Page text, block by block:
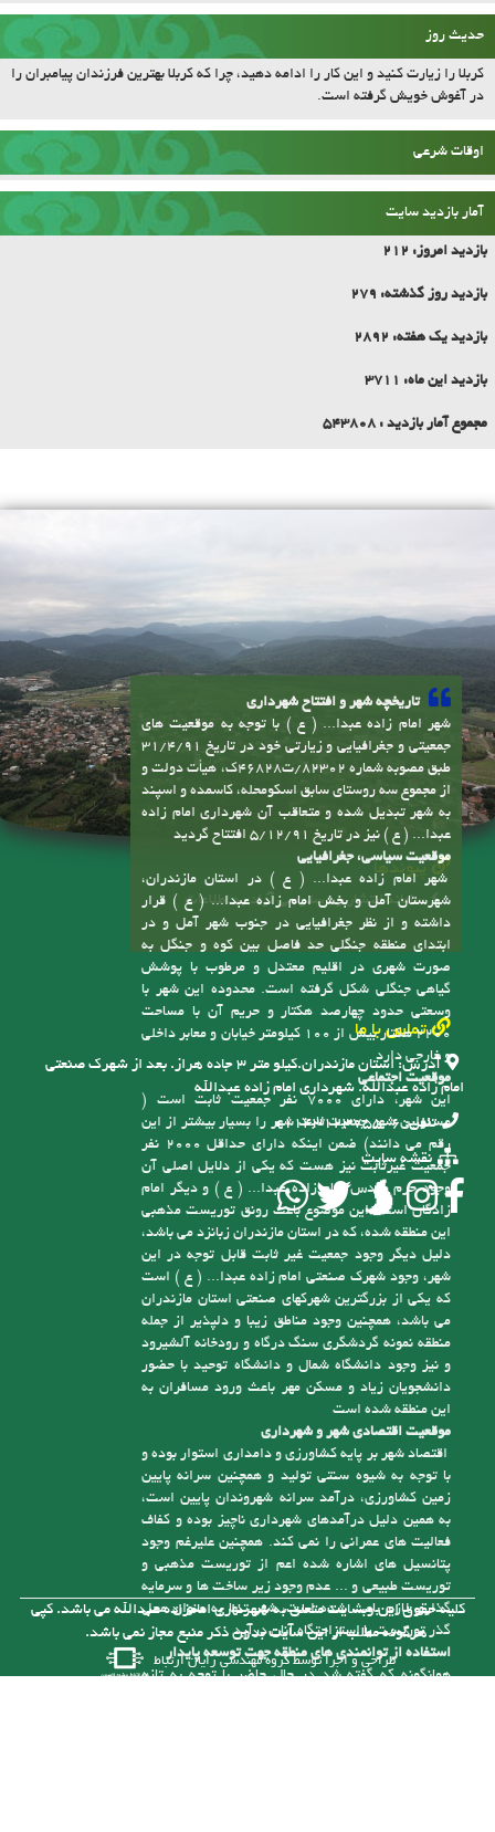
کربلا را زیارت کنید و این کار را ادامه دهید، چرا که کربلا بهترین فرزندان پیامبران را
در آغوش خویش گرفته است.
آمار بازدید سایت
بازدید امروز: 212
بازدید روز گذشته:
بازدید یک هفته: 2892
بازدید این ماه: 3711
مجموع آمار بازدید : 543808
تاریخچه شهر و افتتاح شهرداری
طبق مصوبه شماره 82302/ت46828ک، هیأت دولت و
از مجموع سه روستای سابق اسکومحله، کاسمده و اسپند
به شهر تبدیل شده و متعاقب آن شهرداری امام زاده
عبدا... ( ع ) نیز در تاریخ 5/12/91 افتتاح گردید
موقعیت سیاسی، جغرافیایی
شهر امام زاده عبدا... ( ع ) در استان مازندران،
شهرستان آمل و بخش امام زاده عبدا... ( ع ) قرار
داشته و از نظر جغرافیایی در جنوب شهر آمل و در
ابتدای منطقه جنگلی حد فاصل بین کوه و جنگل به
صورت شهری در اقلیم معتدل و مرطوب با پوشش
گیاهی جنگلی شکل گرفته است. محدوده این شهر با
وسعتی حدود چهارصد هکتار و حریم آن با مساحت
2200 هکتار بیش از 100 کیلومتر خیابان و معابر داخلی
و خارجی دارد
موقعیت اجتماعی
این شهر، دارای 7000 نفر جمعیت ثابت است (
مسئولین شهر جمعیت ثابت شهر را بسیار بیشتر از این
رقم می دانند) ضمن اینکه دارای حداقل 2000 نفر
جمعیت غیرثابت نیز هست که یکی از دلایل اصلی آن
وجود حرم مقدس امام زاده عبدا... ( ع ) و دیگر امام
زادگان است، این موضوع باعث رونق توریست مذهبی
این منطقه شده، که در استان مازندران زبانزد می باشد،
دلیل دیگر وجود جمعیت غیر ثابت قابل توجه در این
شهر، وجود شهرک صنعتی امام زاده عبدا... ( ع ) است
که یکی از بزرگترین شهرکهای صنعتی استان مازندران
می باشد، همچنین وجود مناطق زیبا و دلپذیر از جمله
منطقه نمونه گردشگری سنگ درگاه و رودخانه آلشیرود
و نیز وجود دانشگاه شمال و دانشگاه توحید با حضور
دانشجویان زیاد و مسکن مهر باعث ورود مسافران به
این منطقه شده است
موقعیت اقتصادی شهر و شهرداری
اقتصاد شهر بر پایه کشاورزی و دامداری استوار بوده و
با توجه به شیوه سنتی تولید و همچنین سرانه پایین
زمین کشاورزی، درآمد سرانه شهروندان پایین است،
به همین دلیل درآمدهای شهرداری ناچیز بوده و کفاف
فعالیت های عمرانی را نمی کند. همچنین علیرغم وجود
پتانسیل های اشاره شده اعم از توریست مذهبی و
توریست طبیعی و ... عدم وجود زیر ساخت ها و سرمایه
گذاری لازم باعث شده است، شهر تنها به عنوان محل
گذر توریست یا استراحتگاه آنان درآید
استفاده از توانمندی های منطقه جهت توسعه پایدار
همانگونه که گفته شد در حال حاضر با توجه به تازه
تأسیس بودن شهرداری و از درآمد کافی برای رسیدگی
به مشکلات موجود در شهر برخوردار نیست، ولی با توجه
پیوندها
سامانه انتشار و دسترسی آزاد به اطلاعات
تماس با ما
آدرس:
استان مازندران.کیلو متر ۳ جاده هراز. بعد از شهرک صنعتی
امام زاده عبدالله. شهرداری امام زاده عبدالله
تلفن: 6-01143123755
نقشه سایت
کلیه حقوق این وبسایت متعلق به شهرداری امامزاده عبدالله می باشد. کپی
هرگونه مطلب از این سایت بدون ذکر منبع مجاز نمی باشد.
طراحی و اجرا توسط گروه مهندسی رایان ارتباط